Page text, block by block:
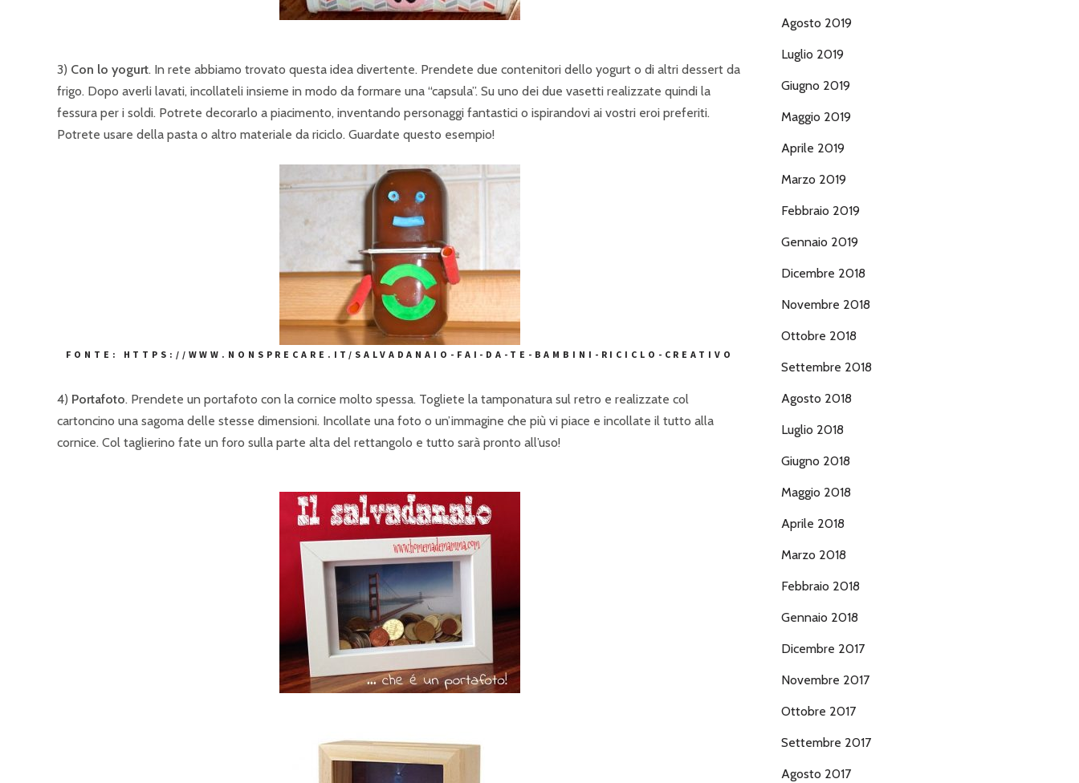
3) Con lo yogurt. In rete abbiamo trovato questa idea divertente. Prendete due contenitori dello yogurt o di altri dessert da
frigo. Dopo averli lavati, incollateli insieme in modo da formare una “capsula”. Su uno dei due vasetti realizzate quindi la
fessura per i soldi. Potrete decorarlo a piacimento, inventando personaggi fantastici o ispirandovi ai vostri eroi preferiti.
Potrete usare della pasta o altro materiale da riciclo. Guardate questo esempio!
FONTE: HTTPS://WWW.NONSPRECARE.IT/SALVADANAIO-FAI-DA-TE-BAMBINI-RICICLO-CREATIVO
4) Portafoto. Prendete un portafoto con la cornice molto spessa. Togliete la tamponatura sul retro e realizzate col
cartoncino una sagoma delle stesse dimensioni. Incollate una foto o un’immagine che più vi piace e incollate il tutto alla
cornice. Col taglierino fate un foro sulla parte alta del rettangolo e tutto sarà pronto all’uso!
Agosto 2019
Luglio 2019
Giugno 2019
Maggio 2019
Aprile 2019
Marzo 2019
Febbraio 2019
Gennaio 2019
Dicembre 2018
Novembre 2018
Ottobre 2018
Settembre 2018
Agosto 2018
Luglio 2018
Giugno 2018
Maggio 2018
Aprile 2018
Marzo 2018
Febbraio 2018
Gennaio 2018
Dicembre 2017
Novembre 2017
Ottobre 2017
Settembre 2017
Agosto 2017